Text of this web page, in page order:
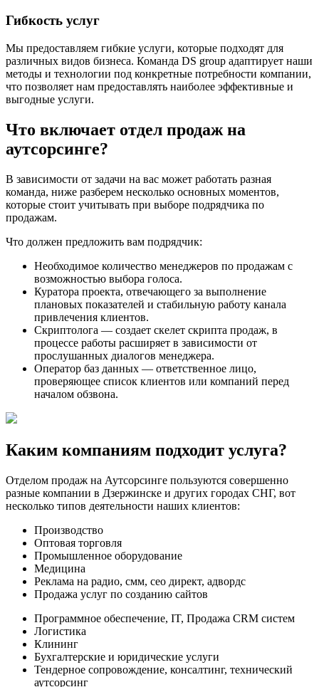
Гибкость услуг
Мы предоставляем гибкие услуги, которые подходят для
различных видов бизнеса. Команда DS group адаптирует наши
методы и технологии под конкретные потребности компании,
что позволяет нам предоставлять наиболее эффективные и
выгодные услуги.
Что включает отдел продаж на
аутсорсинге?
В зависимости от задачи на вас может работать разная
команда, ниже разберем несколько основных моментов,
которые стоит учитывать при выборе подрядчика по
продажам.
Что должен предложить вам подрядчик:
Необходимое количество менеджеров по продажам с
возможностью выбора голоса.
Куратора проекта, отвечающего за выполнение
плановых показателей и стабильную работу канала
привлечения клиентов.
Скриптолога — создает скелет скрипта продаж, в
процессе работы расширяет в зависимости от
прослушанных диалогов менеджера.
Оператор баз данных — ответственное лицо,
проверяющее список клиентов или компаний перед
началом обзвона.
Каким компаниям подходит услуга?
Отделом продаж на Аутсорсинге пользуются совершенно
разные компании в Дзержинске и других городах СНГ, вот
несколько типов деятельности наших клиентов:
Производство
Оптовая торговля
Промышленное оборудование
Медицина
Реклама на радио, смм, сео директ, адвордс
Продажа услуг по созданию сайтов
Программное обеспечение, IT, Продажа CRM систем
Логистика
Клининг
Бухгалтерские и юридические услуги
Тендерное сопровождение, консалтинг, технический
аутсорсинг